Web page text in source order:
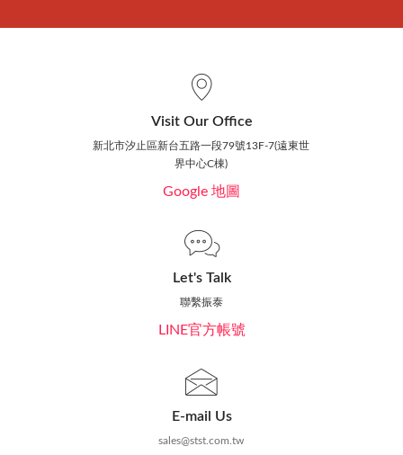
Visit Our Office
新北市汐止區新台五路一段79號13F-7(遠東世
界中心C棟)
Google 地圖
Let's Talk
聯繫振泰
LINE官方帳號
E-mail Us
sales@stst.com.tw